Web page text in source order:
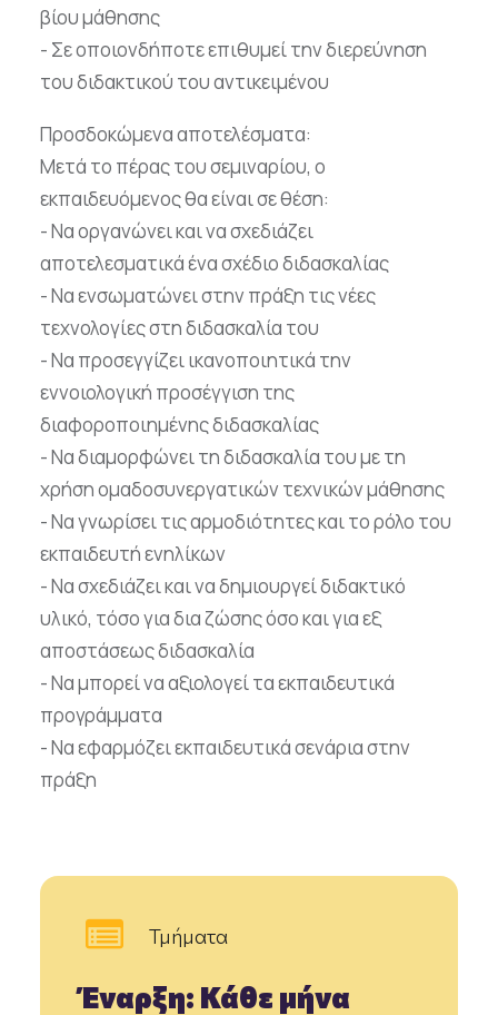
βίου μάθησης
- Σε οποιονδήποτε επιθυμεί την διερεύνηση
του διδακτικού του αντικειμένου
Προσδοκώμενα αποτελέσματα:
Μετά το πέρας του σεμιναρίου, ο
εκπαιδευόμενος θα είναι σε θέση:
- Να οργανώνει και να σχεδιάζει
αποτελεσματικά ένα σχέδιο διδασκαλίας
- Να ενσωματώνει στην πράξη τις νέες
τεχνολογίες στη διδασκαλία του
- Να προσεγγίζει ικανοποιητικά την
εννοιολογική προσέγγιση της
διαφοροποιημένης διδασκαλίας
- Να διαμορφώνει τη διδασκαλία του με τη
χρήση ομαδοσυνεργατικών τεχνικών μάθησης
- Να γνωρίσει τις αρμοδιότητες και το ρόλο του
εκπαιδευτή ενηλίκων
- Να σχεδιάζει και να δημιουργεί διδακτικό
υλικό, τόσο για δια ζώσης όσο και για εξ
αποστάσεως διδασκαλία
- Να μπορεί να αξιολογεί τα εκπαιδευτικά
προγράμματα
- Να εφαρμόζει εκπαιδευτικά σενάρια στην
πράξη
Τμήματα
Έναρξη: Κάθε μήνα